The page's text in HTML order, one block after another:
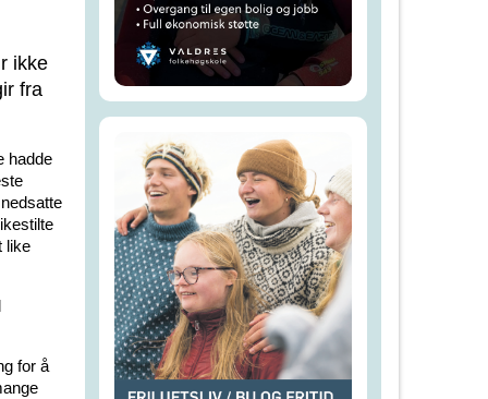
ikke
fra
hadde
like
for å